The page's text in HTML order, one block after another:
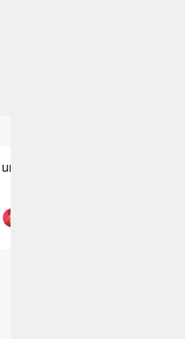
undefined